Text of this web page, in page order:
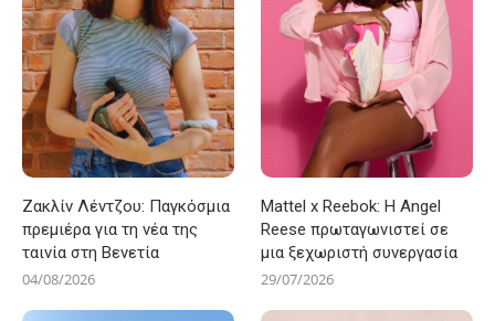
Ζακλίν Λέντζου: Παγκόσμια
πρεμιέρα για τη νέα της
ταινία στη Βενετία
04/08/2026
Mattel x Reebok: Η Angel
Reese πρωταγωνιστεί σε
μια ξεχωριστή συνεργασία
29/07/2026